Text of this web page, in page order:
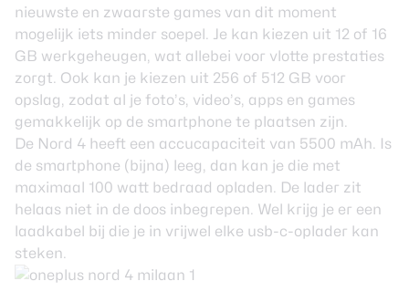
nieuwste en zwaarste games van dit moment
mogelijk iets minder soepel. Je kan kiezen uit 12 of 16
GB werkgeheugen, wat allebei voor vlotte prestaties
zorgt. Ook kan je kiezen uit 256 of 512 GB voor
opslag, zodat al je foto’s, video’s, apps en games
gemakkelijk op de smartphone te plaatsen zijn.
De Nord 4 heeft een accucapaciteit van 5500 mAh. Is
de smartphone (bijna) leeg, dan kan je die met
maximaal 100 watt bedraad opladen. De lader zit
helaas niet in de doos inbegrepen. Wel krijg je er een
laadkabel bij die je in vrijwel elke usb-c-oplader kan
steken.